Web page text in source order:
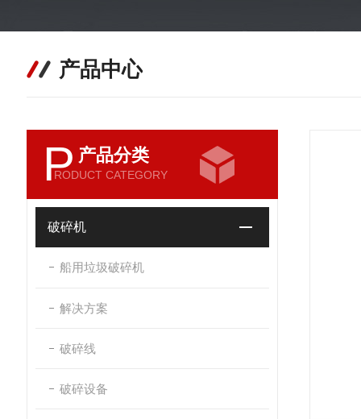
产品中心
P 产品分类
RODUCT CATEGORY
破碎机
船用垃圾破碎机
解决方案
破碎线
破碎设备